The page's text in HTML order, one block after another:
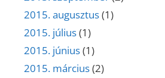
2015. augusztus(1)
2015. július(1)
2015. június(1)
2015. március(2)